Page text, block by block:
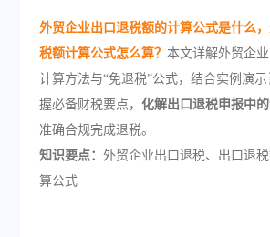
外贸企业出口退税额的计算公式是什么
税额计算公式怎么算？ 本文详解外贸企
计算方法与“免退税”公式，结合实例演
握必备财税要点， 化解出口退税申报中
准确合规完成退税。
知识要点： 外贸企业出口退税、出口退
算公式